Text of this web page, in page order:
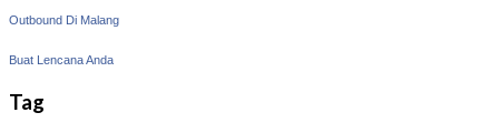
Outbound Di Malang
Buat Lencana Anda
Tag